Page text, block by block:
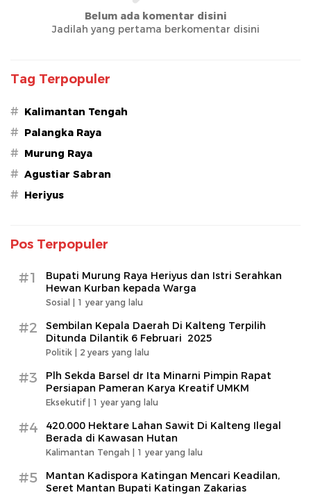
Belum ada komentar disini
Jadilah yang pertama berkomentar disini
Tag Terpopuler
# Kalimantan Tengah
# Palangka Raya
# Murung Raya
# Agustiar Sabran
# Heriyus
Pos Terpopuler
#1
Bupati Murung Raya Heriyus dan Istri Serahkan
Hewan Kurban kepada Warga
Sosial | 1 year yang lalu
#2
Sembilan Kepala Daerah Di Kalteng Terpilih
Ditunda Dilantik 6 Februari 2025
Politik | 2 years yang lalu
#3
Plh Sekda Barsel dr Ita Minarni Pimpin Rapat
Persiapan Pameran Karya Kreatif UMKM
Eksekutif | 1 year yang lalu
#4
420.000 Hektare Lahan Sawit Di Kalteng Ilegal
Berada di Kawasan Hutan
Kalimantan Tengah | 1 year yang lalu
#5
Mantan Kadispora Katingan Mencari Keadilan,
Seret Mantan Bupati Katingan Zakarias